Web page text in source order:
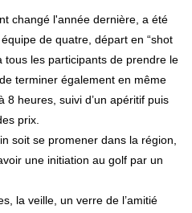
changé l'année dernière, a été
de quatre, départ en “shot
tous les participants de prendre le
terminer également en même
heures, suivi d’un apéritif puis
prix.
soit se promener dans la région,
une initiation au golf par un
la veille, un verre de l’amitié